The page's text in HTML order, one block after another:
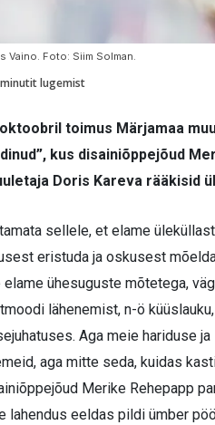
Vaino. Foto: Siim Solman.
minutit lugemist
toimus Märjamaa
kus disainiõppejõud
Doris Kareva rääkisid
sellele, et elame
eristuda ja oskusest
elame ühesuguste mõtetega,
lähenemist, n-ö
Aga meie hariduse
aga mitte seda, kuidas
Merike Rehepapp
lahendus eeldas pildi ümber